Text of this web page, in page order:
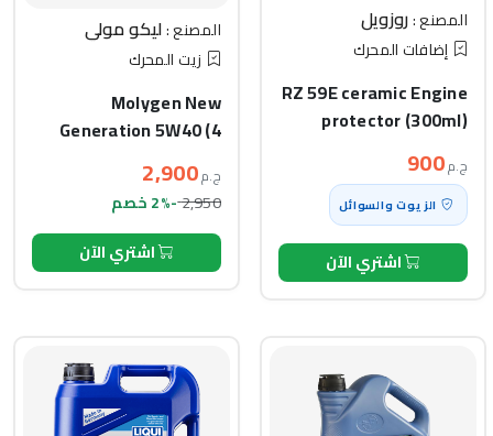
المصنع :روزويل
إضافات المحرك
RZ 59E ceramic Engine
protector (300ml)
ج.م900
الزيوت والسوائل
اشتري الآن
المصنع :ليكو مولي
زيت المحرك
Molygen New
Generation 5W40 (4
ج.م2,900
2,950-2% خصم
اشتري الآن